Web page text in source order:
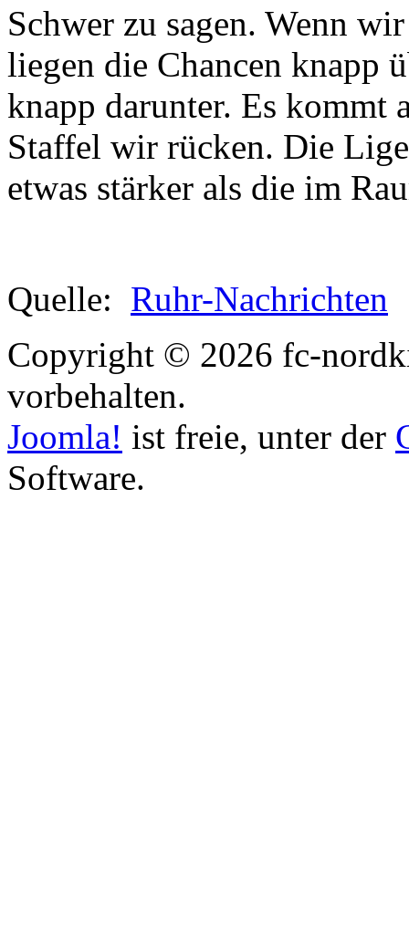
Schwer zu sagen. Wenn
liegen die Chancen knapp
knapp darunter. Es kommt
Staffel wir rücken. Die
etwas stärker als die im
Quelle: Ruhr-Nachrichten
Copyright © 2026 fc-
vorbehalten.
Joomla! ist freie, unter der
Software.